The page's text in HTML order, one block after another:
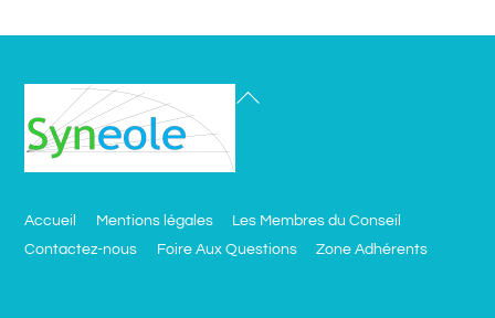
Accueil Mentions légales
Les Membres du Conseil
Contactez-nous
Foire Aux Questions Zone Adhérents